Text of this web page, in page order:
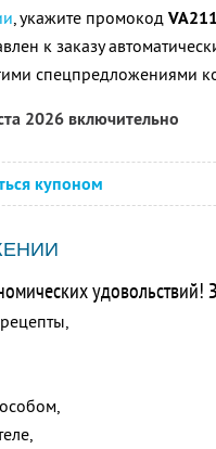
, укажите промокод
к заказу
спецпредложениями
2026 включительно
купоном
удовольствий!